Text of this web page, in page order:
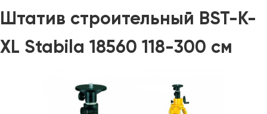
Штатив строительный BST-K-
XL Stabila 18560 118-300 см